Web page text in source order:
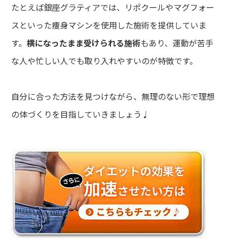
たとえば銀座グラティアでは、リポクールやマグフォー
スといった痩身マシンを使用した施術を提供していま
す。横になったまま受けられる施術もあり、運動が苦手
な人や忙しい人でも取り入れやすいのが特徴です。
自分に合った方法を見つけながら、無理のない形で理想
の体づくりを目指していきましょう♩